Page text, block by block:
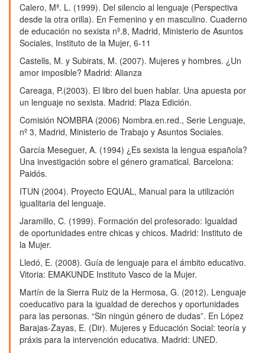
Calero, Mª. L. (1999). Del silencio al lenguaje (Perspectiva
desde la otra orilla). En Femenino y en masculino. Cuaderno
de educación no sexista nº.8, Madrid, Ministerio de Asuntos
Sociales, Instituto de la Mujer, 6-11
Castells, M. y Subirats, M. (2007). Mujeres y hombres. ¿Un
amor imposible? Madrid: Alianza
Careaga, P.(2003). El libro del buen hablar. Una apuesta por
un lenguaje no sexista. Madrid: Plaza Edición.
Comisión NOMBRA (2006) Nombra.en.red., Serie Lenguaje,
nº 3, Madrid, Ministerio de Trabajo y Asuntos Sociales.
García Meseguer, A. (1994) ¿Es sexista la lengua española?
Una investigación sobre el género gramatical. Barcelona:
Paidós.
ITUN (2004). Proyecto EQUAL, Manual para la utilización
igualitaria del lenguaje.
Jaramillo, C. (1999). Formación del profesorado: Igualdad
de oportunidades entre chicas y chicos. Madrid: Instituto de
la Mujer.
Lledó, E. (2008). Guía de lenguaje para el ámbito educativo.
Vitoria: EMAKUNDE Instituto Vasco de la Mujer.
Martín de la Sierra Ruiz de la Hermosa, G. (2012). Lenguaje
coeducativo para la igualdad de derechos y oportunidades
para las personas. “Sin ningún género de dudas”. En López
Barajas-Zayas, E. (Dir). Mujeres y Educación Social: teoría y
práxis para la intervención educativa. Madrid: UNED.